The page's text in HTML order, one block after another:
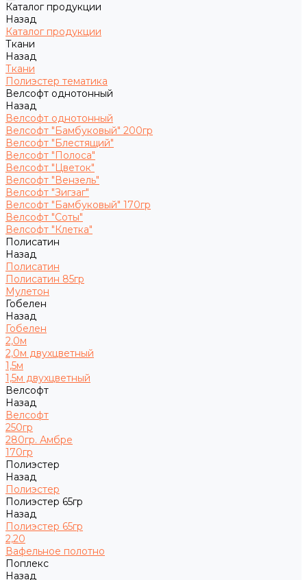
Каталог продукции
Назад
Каталог продукции
Ткани
Назад
Ткани
Полиэстер тематика
Велсофт однотонный
Назад
Велсофт однотонный
Велсофт "Бамбуковый" 200гр
Велсофт "Блестящий"
Велсофт "Полоса"
Велсофт "Цветок"
Велсофт "Вензель"
Велсофт "Зигзаг"
Велсофт "Бамбуковый" 170гр
Велсофт "Соты"
Велсофт "Клетка"
Полисатин
Назад
Полисатин
Полисатин 85гр
Мулетон
Гобелен
Назад
Гобелен
2,0м
2,0м двухцветный
1,5м
1,5м двухцветный
Велсофт
Назад
Велсофт
250гр
280гр. Амбре
170гр
Полиэстер
Назад
Полиэстер
Полиэстер 65гр
Назад
Полиэстер 65гр
2,20
Вафельное полотно
Поплекс
Назад